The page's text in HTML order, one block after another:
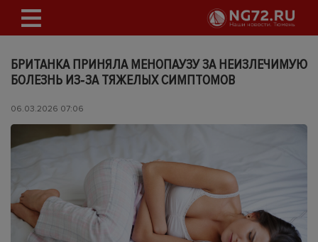
БРИТАНКА ПРИНЯЛА МЕНОПАУЗУ ЗА НЕИЗЛЕЧИМУЮ
БОЛЕЗНЬ ИЗ‑ЗА ТЯЖЕЛЫХ СИМПТОМОВ
06.03.2026 07:06